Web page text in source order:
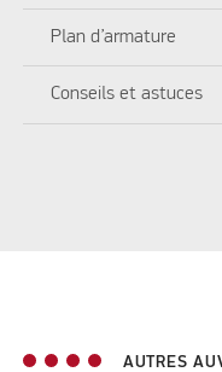
Plan d’armature
Conseils et astuces
AUTRES